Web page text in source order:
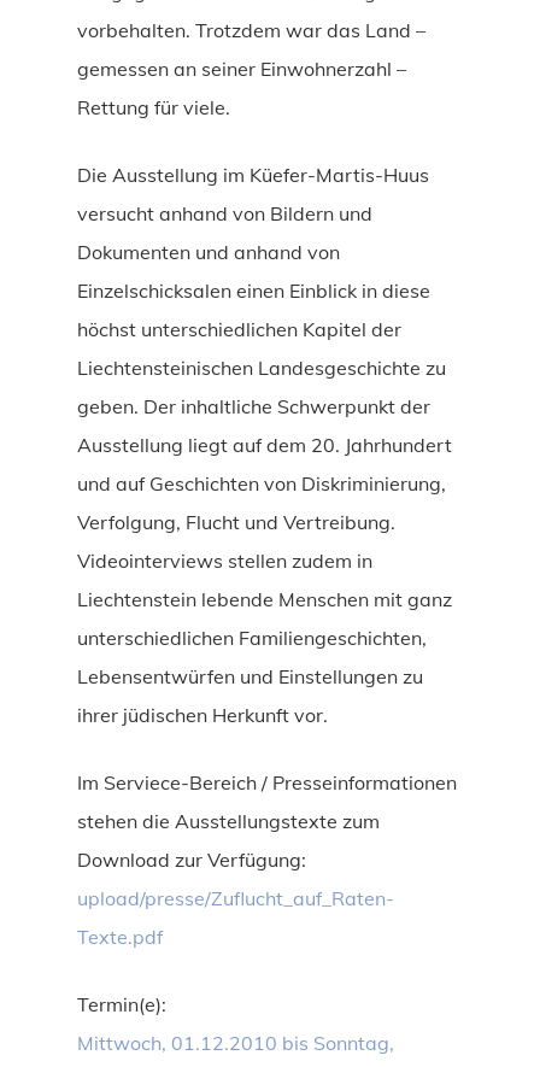
vorbehalten. Trotzdem war das Land –
gemessen an seiner Einwohnerzahl –
Rettung für viele.
Die Ausstellung im Küefer-Martis-Huus
versucht anhand von Bildern und
Dokumenten und anhand von
Einzelschicksalen einen Einblick in diese
höchst unterschiedlichen Kapitel der
Liechtensteinischen Landesgeschichte zu
geben. Der inhaltliche Schwerpunkt der
Ausstellung liegt auf dem 20. Jahrhundert
und auf Geschichten von Diskriminierung,
Verfolgung, Flucht und Vertreibung.
Videointerviews stellen zudem in
Liechtenstein lebende Menschen mit ganz
unterschiedlichen Familiengeschichten,
Lebensentwürfen und Einstellungen zu
ihrer jüdischen Herkunft vor.
Im Serviece-Bereich / Presseinformationen
stehen die Ausstellungstexte zum
Download zur Verfügung:
upload/presse/Zuflucht_auf_Raten-
Texte.pdf
Termin(e):
Mittwoch, 01.12.2010 bis Sonntag,